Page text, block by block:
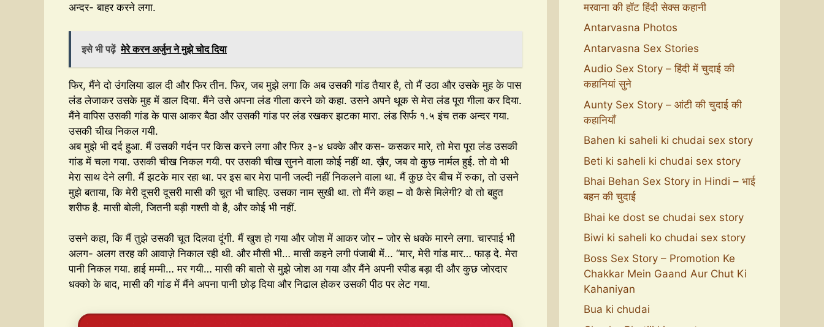
अन्दर- बाहर करने लगा.
इसे भी पढ़ें मेरे करन अर्जुन ने मुझे चोद दिया
फिर, मैंने दो उंगलिया डाल दी और फिर तीन. फिर, जब मुझे लगा कि अब उसकी गांड तैयार है, तो मैं उठा और उसके मुह के पास
लंड लेजाकर उसके मुह में डाल दिया. मैंने उसे अपना लंड गीला करने को कहा. उसने अपने थूक से मेरा लंड पूरा गीला कर दिया.
मैंने वापिस उसकी गांड के पास आकर बैठा और उसकी गांड पर लंड रखकर झटका मारा. लंड सिर्फ १.५ इंच तक अन्दर गया.
उसकी चीख निकल गयी.
अब मुझे भी दर्द हुआ. मैं उसकी गर्दन पर किस करने लगा और फिर ३-४ धक्के और कस- कसकर मारे, तो मेरा पूरा लंड उसकी
गांड में चला गया. उसकी चीख निकल गयी. पर उसकी चीख सुनने वाला कोई नहीं था. ख़ैर, जब वो कुछ नार्मल हुई. तो वो भी
मेरा साथ देने लगी. मैं झटके मार रहा था. पर इस बार मेरा पानी जल्दी नहीं निकलने वाला था. मैं कुछ देर बीच में रुका, तो उसने
मुझे बताया, कि मेरी दूसरी दूसरी मासी की चूत भी चाहिए. उसका नाम सुखी था. तो मैंने कहा – वो कैसे मिलेगी? वो तो बहुत
शरीफ है. मासी बोली, जितनी बड़ी गश्ती वो है, और कोई भी नहीं.
उसने कहा, कि मैं तुझे उसकी चूत दिलवा दूंगी. मैं खुश हो गया और जोश में आकर जोर – जोर से धक्के मारने लगा. चारपाई भी
अलग- अलग तरह की आवाज़े निकाल रही थी. और मौसी भी… मासी कहने लगी पंजाबी में… “मार, मेरी गांड मार… फाड़ दे. मेरा
पानी निकल गया. हाई मम्मी… मर गयी… मासी की बातो से मुझे जोश आ गया और मैंने अपनी स्पीड बड़ा दी और कुछ जोरदार
धक्को के बाद, मासी की गांड में मैंने अपना पानी छोड़ दिया और निढाल होकर उसकी पीठ पर लेट गया.
मरवाना की हॉट हिंदी सेक्स कहानी
Antarvasna Photos
Antarvasna Sex Stories
Audio Sex Story – हिंदी में चुदाई की
कहानियां सुने
Aunty Sex Story – आंटी की चुदाई की
कहानियाँ
Bahen ki saheli ki chudai sex story
Beti ki saheli ki chudai sex story
Bhai Behan Sex Story in Hindi – भाई
बहन की चुदाई
Bhai ke dost se chudai sex story
Biwi ki saheli ko chudai sex story
Boss Sex Story – Promotion Ke
Chakkar Mein Gaand Aur Chut Ki
Kahaniyan
Bua ki chudai